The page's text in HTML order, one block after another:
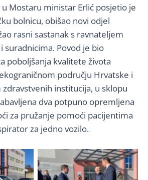
Mostaru ministar Erlić posjetio je
bolnicu, obišao novi odjel
rasni sastanak s ravnateljem
suradnicima. Povod je bio
poboljšanja kvalitete života
području Hrvatske i
institucija, u sklopu
dva potpuno opremljena
za pružanje pomoći pacijentima
za jedno vozilo.